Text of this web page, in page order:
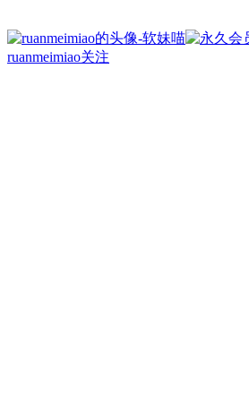
ruanmeimiao关注